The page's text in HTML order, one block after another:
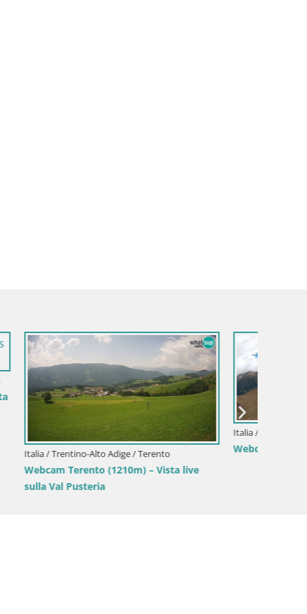
Italia / Trentino-Alto Adige / Rio Pusteria
Hotel Masl | Rio Pusteria | Valles